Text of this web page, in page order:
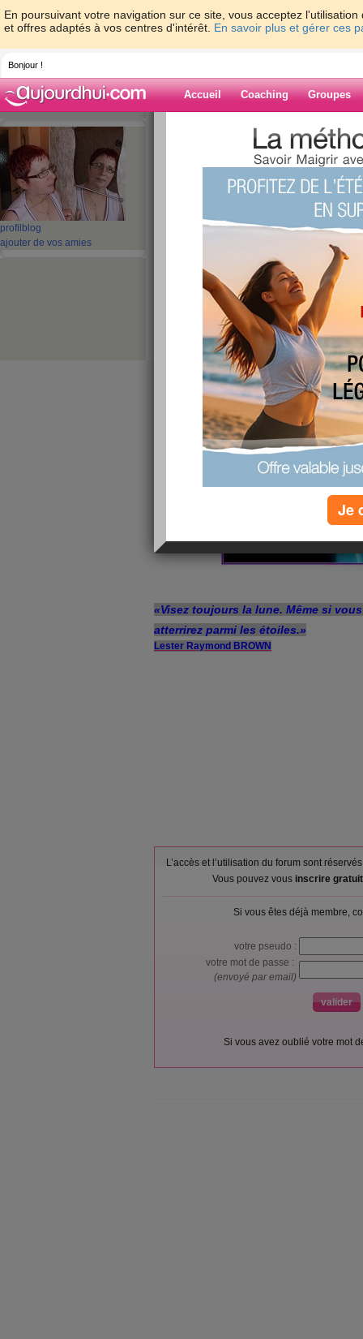
En poursuivant votre navigation sur ce site, vous acceptez
et offres adaptés à vos centres d'intérêt. En savoir plus et gérer ces
Bonjour !
Accueil Coaching Groupes
profil blog
ajouter de vos amies
> >
Blog de
«Visez toujours la lune. Même si
atterrirez parmi les étoiles.»
Lester Raymond BROWN
L’accès et l’utilisation du forum sont
Vous pouvez vous inscrire
Si vous êtes déjà membre,
votre pseudo :
votre mot de passe :
(envoyé par email)
Si vous avez oublié votre mot
Je